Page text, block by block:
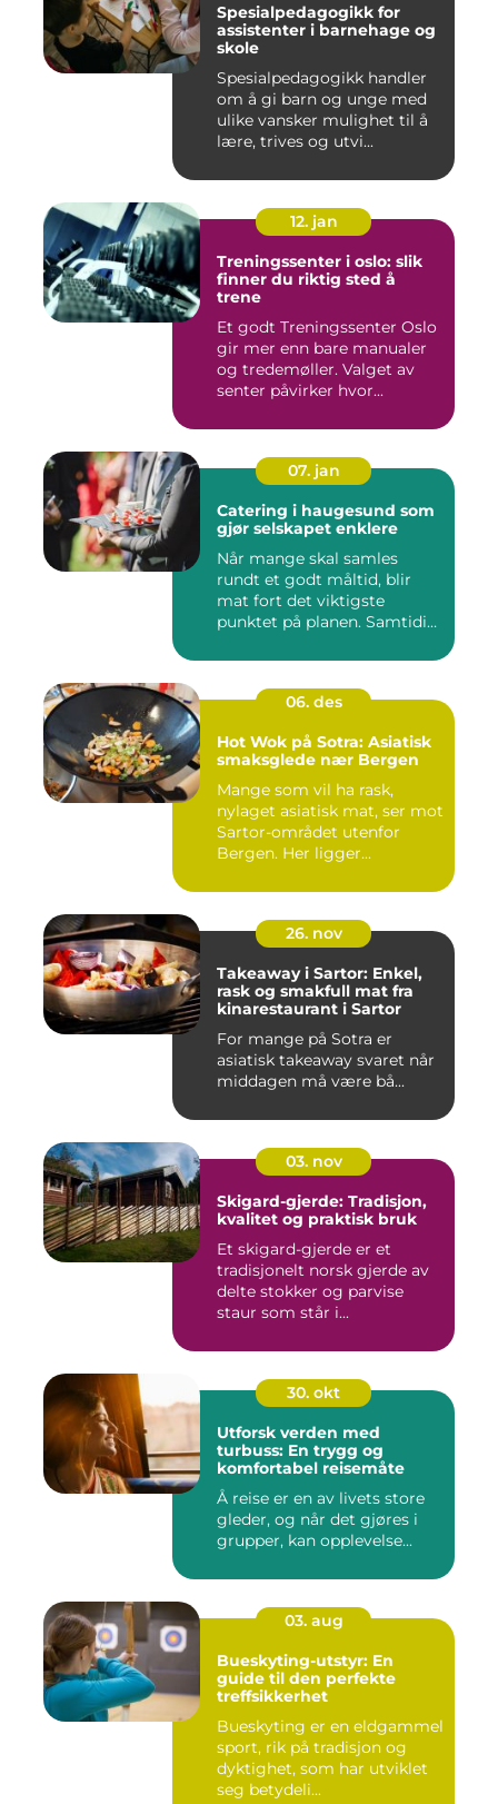
Spesialpedagogikk for
assistenter i barnehage og
skole
Spesialpedagogikk handler
om å gi barn og unge med
ulike vansker mulighet til å
lære, trives og utvi...
12. jan
Treningssenter i oslo: slik
finner du riktig sted å
trene
Et godt Treningssenter Oslo
gir mer enn bare manualer
og tredemøller. Valget av
senter påvirker hvor...
07. jan
Catering i haugesund som
gjør selskapet enklere
Når mange skal samles
rundt et godt måltid, blir
mat fort det viktigste
punktet på planen. Samtidig
06. des
Hot Wok på Sotra: Asiatisk
smaksglede nær Bergen
Mange som vil ha rask,
nylaget asiatisk mat, ser mot
Sartor-området utenfor
Bergen. Her ligger...
26. nov
Takeaway i Sartor: Enkel,
rask og smakfull mat fra
kinarestaurant i Sartor
For mange på Sotra er
asiatisk takeaway svaret når
middagen må være bå...
03. nov
Skigard-gjerde: Tradisjon,
kvalitet og praktisk bruk
Et skigard-gjerde er et
tradisjonelt norsk gjerde av
delte stokker og parvise
staur som står i...
30. okt
Utforsk verden med
turbuss: En trygg og
komfortabel reisemåte
Å reise er en av livets store
gleder, og når det gjøres i
grupper, kan opplevelse...
03. aug
Bueskyting-utstyr: En
guide til den perfekte
treffsikkerhet
Bueskyting er en eldgammel
sport, rik på tradisjon og
dyktighet, som har utviklet
seg betydeli...